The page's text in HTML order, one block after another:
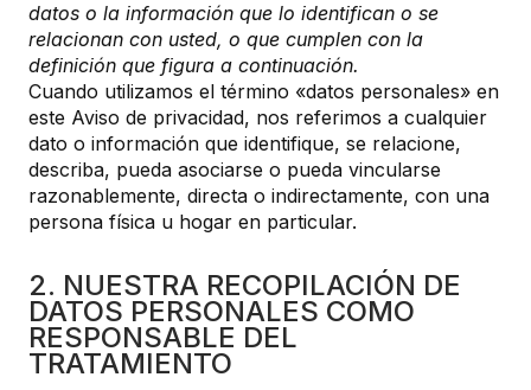
datos o la información que lo identifican o se
relacionan con usted, o que cumplen con la
definición que figura a continuación.
Cuando utilizamos el término «datos personales» en
este Aviso de privacidad, nos referimos a cualquier
dato o información que identifique, se relacione,
describa, pueda asociarse o pueda vincularse
razonablemente, directa o indirectamente, con una
persona física u hogar en particular.
2. NUESTRA RECOPILACIÓN DE
DATOS PERSONALES COMO
RESPONSABLE DEL
TRATAMIENTO